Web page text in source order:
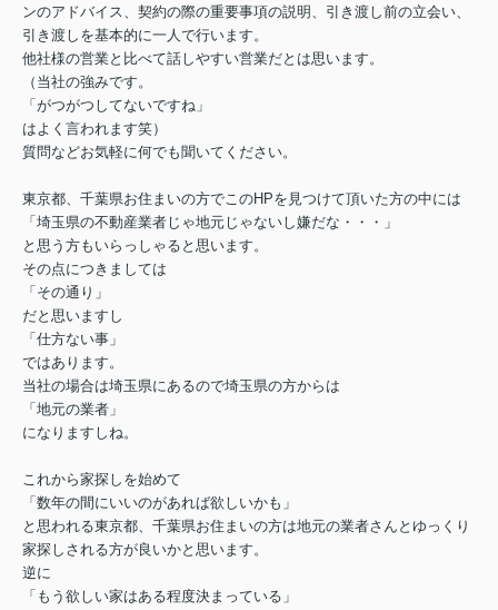
ンのアドバイス、契約の際の重要事項の説明、引き渡し前の立会い、
引き渡しを基本的に一人で行います。
他社様の営業と比べて話しやすい営業だとは思います。
（当社の強みです。
「がつがつしてないですね」
はよく言われます笑）
質問などお気軽に何でも聞いてください。
東京都、千葉県お住まいの方でこのHPを見つけて頂いた方の中には
「埼玉県の不動産業者じゃ地元じゃないし嫌だな・・・」
と思う方もいらっしゃると思います。
その点につきましては
「その通り」
だと思いますし
「仕方ない事」
ではあります。
当社の場合は埼玉県にあるので埼玉県の方からは
「地元の業者」
になりますしね。
これから家探しを始めて
「数年の間にいいのがあれば欲しいかも」
と思われる東京都、千葉県お住まいの方は地元の業者さんとゆっくり
家探しされる方が良いかと思います。
逆に
「もう欲しい家はある程度決まっている」